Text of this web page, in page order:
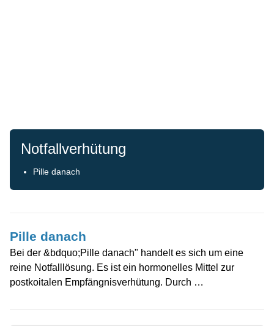
Notfallverhütung
Pille danach
Pille danach
Bei der &bdquo;Pille danach" handelt es sich um eine
reine Notfalllösung. Es ist ein hormonelles Mittel zur
postkoitalen Empfängnisverhütung. Durch …